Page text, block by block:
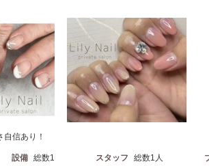
信あり！
設備 総数1 スタッフ 総数1人